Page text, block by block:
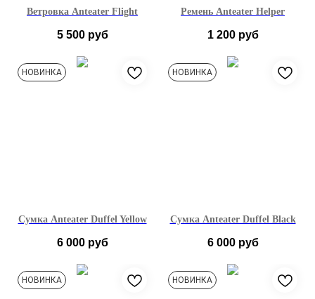
Ветровка Anteater Flight
5 500 руб
S M
Ремень Anteater Helper
1 200 руб
НОВИНКА
Сумка Anteater Duffel Yellow
6 000 руб
НОВИНКА
Сумка Anteater Duffel Black
6 000 руб
НОВИНКА НОВИНКА